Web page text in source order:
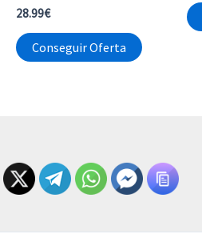
28.99€
Conseguir Oferta